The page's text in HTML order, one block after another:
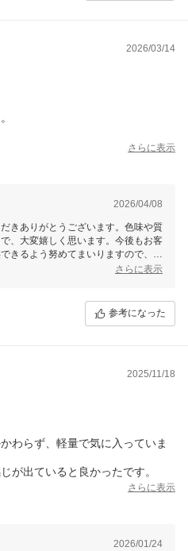
2026/03/14
さらに表示
2026/04/08
きありがとうございます。色味や質
、大変嬉しく思います。今後もお客
きるよう努めてまいりますので、引
さらに表示
参考になった
2025/11/18
わらず、軽量で気に入っていま
が出ていると良かったです。
さらに表示
2026/01/24